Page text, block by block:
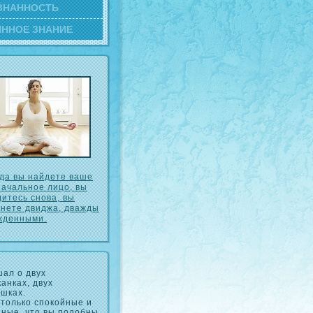
ЗНАНИЕ
вы найдете ваше
лицо, вы
снова, вы
двиджа, дважды
о двух
двух
спокойные и